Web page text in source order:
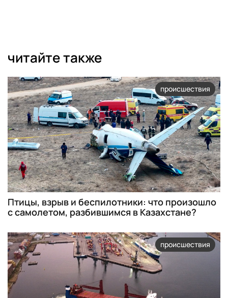
читайте также
происшествия
Птицы, взрыв и беспилотники: что произошло
с самолетом, разбившимся в Казахстане?
происшествия